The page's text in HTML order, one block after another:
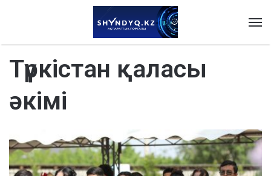
Түркістан қаласы
әкімі